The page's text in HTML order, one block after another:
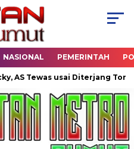
NASIONAL PEMERINTAH
Tewas usai Diterjang Tornado